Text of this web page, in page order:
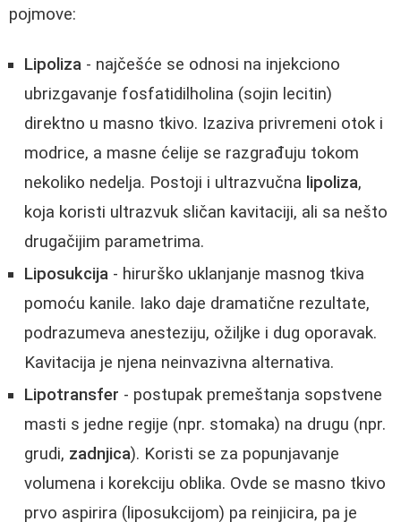
pojmove:
Lipoliza - najčešće se odnosi na injekciono
ubrizgavanje fosfatidilholina (sojin lecitin)
direktno u masno tkivo. Izaziva privremeni otok i
modrice, a masne ćelije se razgrađuju tokom
nekoliko nedelja. Postoji i ultrazvučna lipoliza,
koja koristi ultrazvuk sličan kavitaciji, ali sa nešto
drugačijim parametrima.
Liposukcija - hirurško uklanjanje masnog tkiva
pomoću kanile. Iako daje dramatične rezultate,
podrazumeva anesteziju, ožiljke i dug oporavak.
Kavitacija je njena neinvazivna alternativa.
Lipotransfer - postupak premeštanja sopstvene
masti s jedne regije (npr. stomaka) na drugu (npr.
grudi, zadnjica). Koristi se za popunjavanje
volumena i korekciju oblika. Ovde se masno tkivo
prvo aspirira (liposukcijom) pa reinjicira, pa je